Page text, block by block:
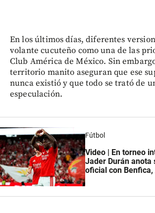
En los últimos días, diferentes
volante cucuteño como una de las
Club América de México. Sin
territorio manito aseguran que ese
nunca existió y que todo se trató de
especulación.
Fútbol
Video | En torneo
Jader Durán anota
oficial con Benfica,